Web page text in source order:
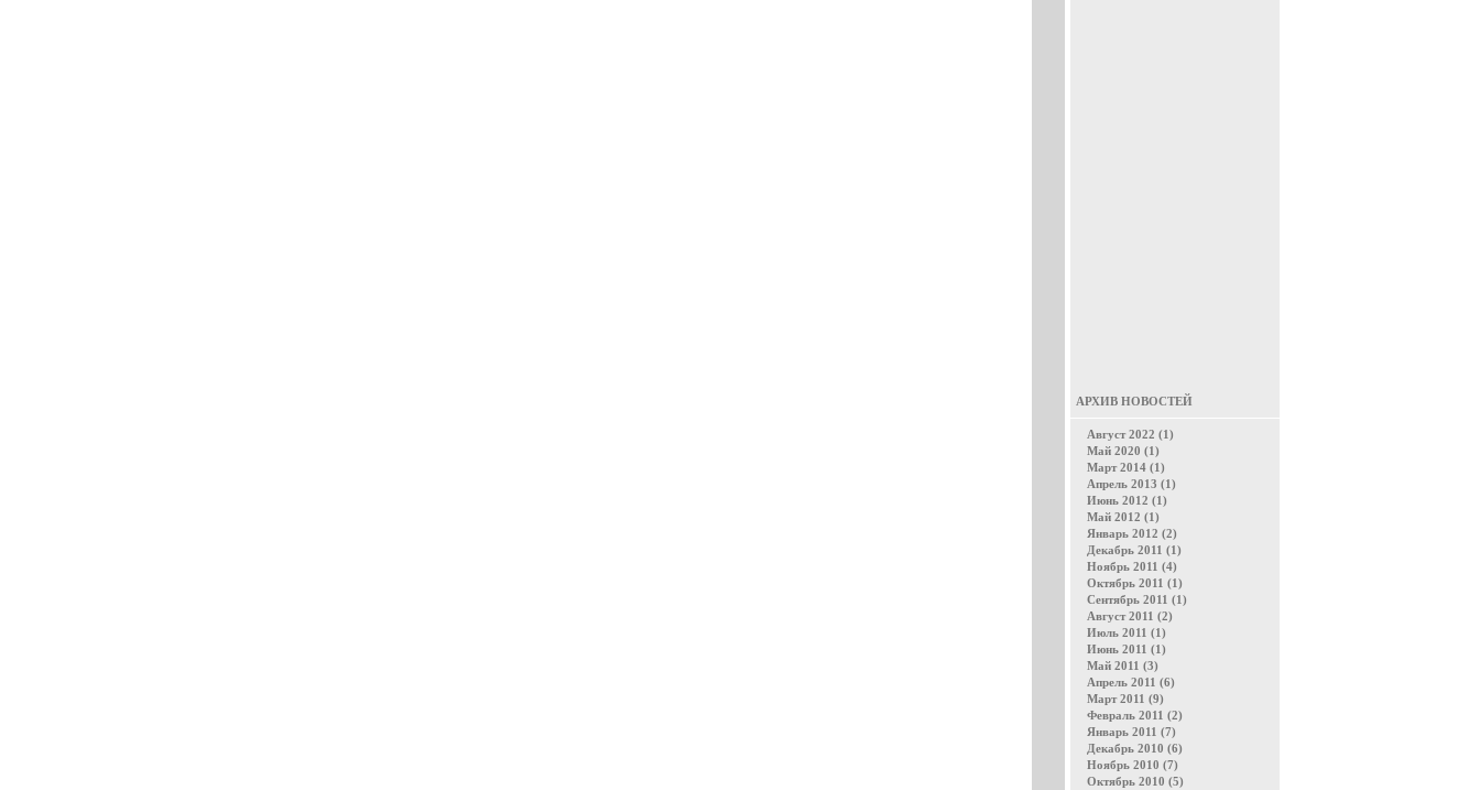
АРХИВ НОВОСТЕЙ
Август 2022 (1)
Май 2020 (1)
Март 2014 (1)
Апрель 2013 (1)
Июнь 2012 (1)
Май 2012 (1)
Январь 2012 (2)
Декабрь 2011 (1)
Ноябрь 2011 (4)
Октябрь 2011 (1)
Сентябрь 2011 (1)
Август 2011 (2)
Июль 2011 (1)
Июнь 2011 (1)
Май 2011 (3)
Апрель 2011 (6)
Март 2011 (9)
Февраль 2011 (2)
Январь 2011 (7)
Декабрь 2010 (6)
Ноябрь 2010 (7)
Октябрь 2010 (5)